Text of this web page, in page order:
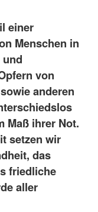
einer
Menschen in
von
anderen
Maß ihrer Not.
setzen wir
das
friedliche
aller